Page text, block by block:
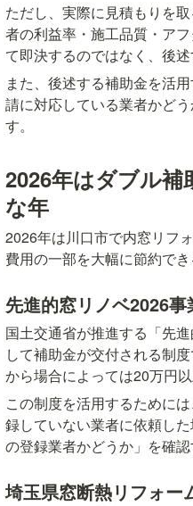
ただし、実際に見積もりを
者の利益率・施工品質・ア
て即決するのではなく、後
また、後述する補助金を活
請に対応している業者かど
す。
2026年はダブル
な年
2026年は川口市で内窓リフ
費用の一部を大幅に節約でき
先進的窓リノベ2026事
国土交通省が推進する「先
して補助金が交付される制
から場合によっては20万円
この制度を活用するために
録していない業者に依頼し
の登録業者かどうか」を確認
埼玉県窓断熱リフォー